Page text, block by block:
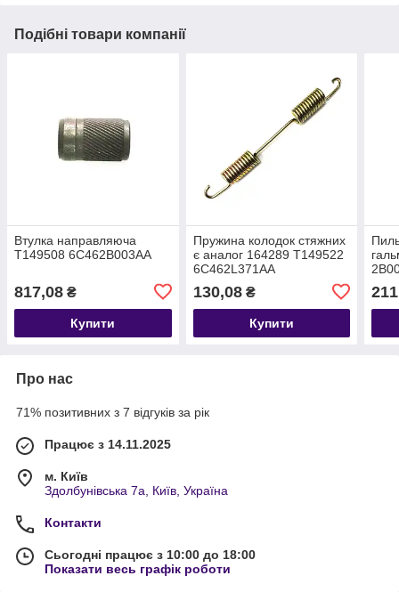
Подібні товари компанії
Втулка направляюча
T149508 6C462B003AA
817,08 ₴
Купити
Пружина колодок стяжних
є аналог 164289 T149522
6C462L371AA
130,08₴
Купити
Про нас
71% позитивних з 7 відгуків за рік
Працює з 14.11.2025
м. Київ
Здолбунівська 7а, Київ, Україна
Контакти
Сьогодні працює з 10:00 до 18:00
Показати весь графік роботи